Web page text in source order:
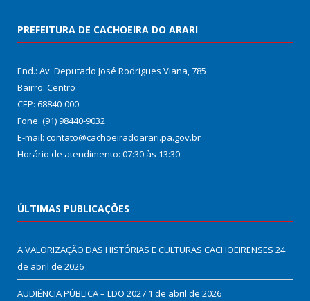
PREFEITURA DE CACHOEIRA DO ARARI
End.: Av. Deputado José Rodrigues Viana, 785
Bairro: Centro
CEP: 68840-000
Fone: (91) 98440-9032
E-mail: contato@cachoeiradoarari.pa.gov.br
Horário de atendimento: 07:30 às 13:30
ÚLTIMAS PUBLICAÇÕES
A VALORIZAÇÃO DAS HISTÓRIAS E CULTURAS CACHOEIRENSES 24
de abril de 2026
AUDIÊNCIA PÚBLICA – LDO 2027 1 de abril de 2026